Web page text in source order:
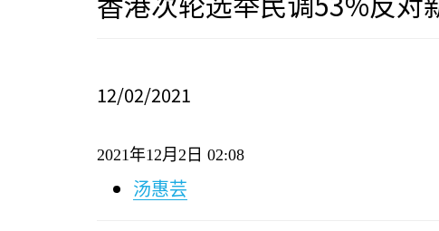
12/02/2021
2021年12月 2 日 02:08
汤惠芸